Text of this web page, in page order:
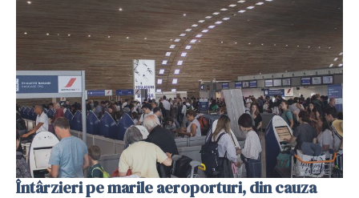
Întârzieri pe marile aeroporturi, din cauza